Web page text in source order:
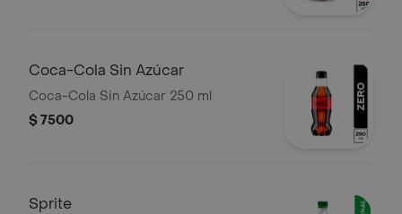
Coca-Cola Sin Azúcar
Coca-Cola Sin Azúcar 250 ml
$ 7500
Sprite